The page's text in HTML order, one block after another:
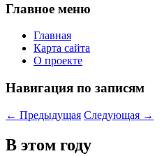
Главное меню
Главная
Карта сайта
О проекте
Навигация по записям
← Предыдущая Следующая →
В этом году